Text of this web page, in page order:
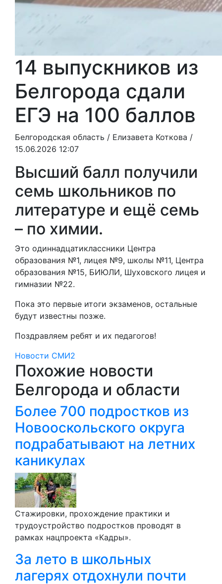
14 выпускников из
Белгорода сдали
ЕГЭ на 100 баллов
Белгородская область / Елизавета Коткова /
15.06.2026 12:07
Высший балл получили
семь школьников по
литературе и ещё семь
– по химии.
Это одиннадцатиклассники Центра
образования №1, лицея №9, школы №11, Центра
образования №15, БИЮЛИ, Шуховского лицея и
гимназии №22.
Пока это первые итоги экзаменов, остальные
будут известны позже.
Поздравляем ребят и их педагогов!
Новости СМИ2
Похожие новости
Белгорода и области
Более 700 подростков из
Новооскольского округа
подрабатывают на летних
каникулах
Стажировки, прохождение практики и
трудоустройство подростков проводят в
рамках нацпроекта «Кадры».
За лето в школьных
лагерях отдохнули почти